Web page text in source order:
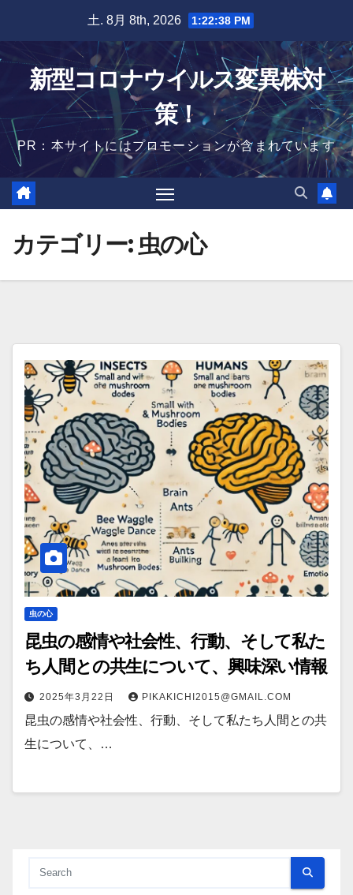
content
土. 8月 8th, 2026 1:22:39 PM
新型コロナウイルス変異株対
策！
PR：本サイトにはプロモーションが含まれています
カテゴリー:虫の心
虫の心
昆虫の感情や社会性、行動、そして私た
ち人間との共生について、興味深い情報
2025年3月22日 PIKAKICHI2015@GMAIL.COM
昆虫の感情や社会性、行動、そして私たち人間との共
生について、…